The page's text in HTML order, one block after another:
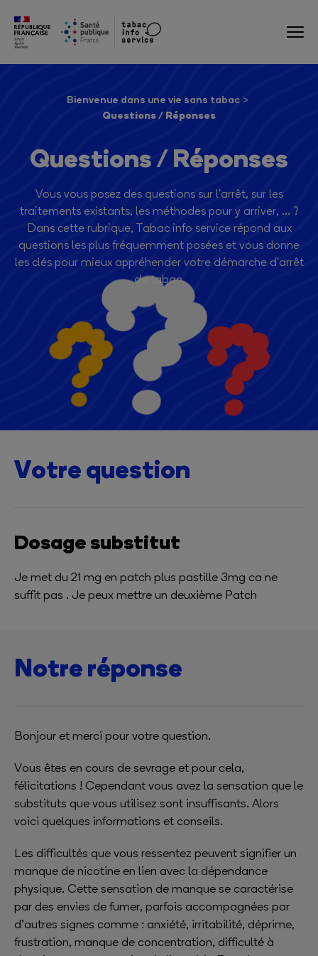
Bienvenue dans une vie sans tabac
Questions / Réponses
Questions / Réponses
Vous vous posez des questions sur l'arrêt, sur les
traitements existants, les méthodes pour y arriver, ... ?
Dans cette rubrique, Tabac info service répond aux
questions les plus fréquemment posées et vous donne
les clés pour mieux appréhender votre démarche d'arrêt
du tabac.
Votre question
Dosage substitut
Je met du 21 mg en patch plus pastille 3mg ca ne
suffit pas . Je peux mettre un deuxième Patch
Notre réponse
Bonjour et merci pour votre question.
Vous êtes en cours de sevrage et pour cela,
félicitations ! Cependant vous avez la sensation que le
substituts que vous utilisez sont insuffisants. Alors
voici quelques informations et conseils.
Les difficultés que vous ressentez peuvent signifier un
manque de nicotine en lien avec la dépendance
physique. Cette sensation de manque se caractérise
par des envies de fumer, parfois accompagnées par
d’autres signes comme : anxiété, irritabilité, déprime,
frustration, manque de concentration, difficulté à